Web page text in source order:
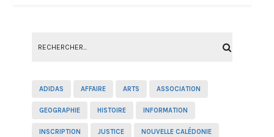
ADIDAS AFFAIRE ARTS ASSOCIATION
GEOGRAPHIE HISTOIRE INFORMATION
INSCRIPTION JUSTICE NOUVELLE CALÉDONIE